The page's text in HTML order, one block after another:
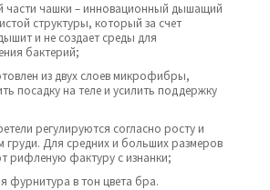
части чашки – инновационный дышащий
структуры, который за счет
и не создает среды для
бактерий;
из двух слоев микрофибры,
посадку на теле и усилить поддержку
регулируются согласно росту и
груди. Для средних и больших размеров
рифленую фактуру с изнанки;
фурнитура в тон цвета бра.